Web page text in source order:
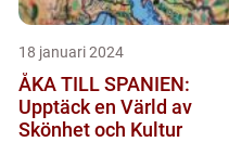
18 januari 2024
ÅKA TILL SPANIEN:
Upptäck en Värld av
Skönhet och Kultur